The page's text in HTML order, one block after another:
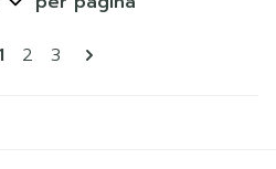
Pagina's
lees momenteel pagina
Pagina
2 Pagina
3